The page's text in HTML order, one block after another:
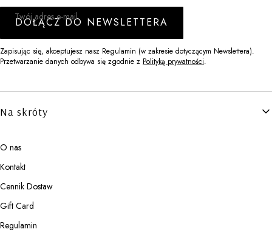
Twój adres e-mail
DOŁĄCZ DO NEWSLETTERA
Zapisując się, akceptujesz nasz Regulamin (w zakresie dotyczącym Newslettera).
Przetwarzanie danych odbywa się zgodnie z Polityką prywatności.
Linki w stopce
Na skróty
O nas
Kontakt
Cennik Dostaw
Gift Card
Regulamin